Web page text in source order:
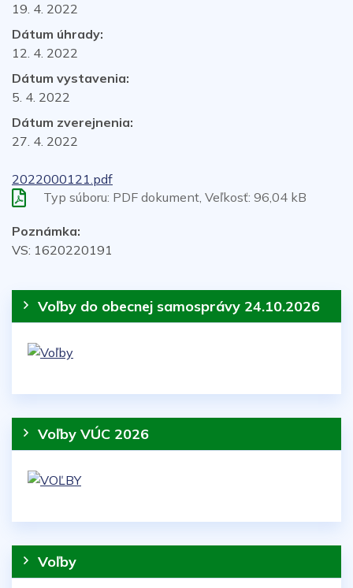
19. 4. 2022
Dátum úhrady:
12. 4. 2022
Dátum vystavenia:
5. 4. 2022
Dátum zverejnenia:
27. 4. 2022
2022000121.pdf
Typ súboru: PDF dokument, Veľkosť: 96,04 kB
Poznámka:
VS: 1620220191
Voľby do obecnej samosprávy 24.10.2026
Voľby VÚC 2026
Voľby